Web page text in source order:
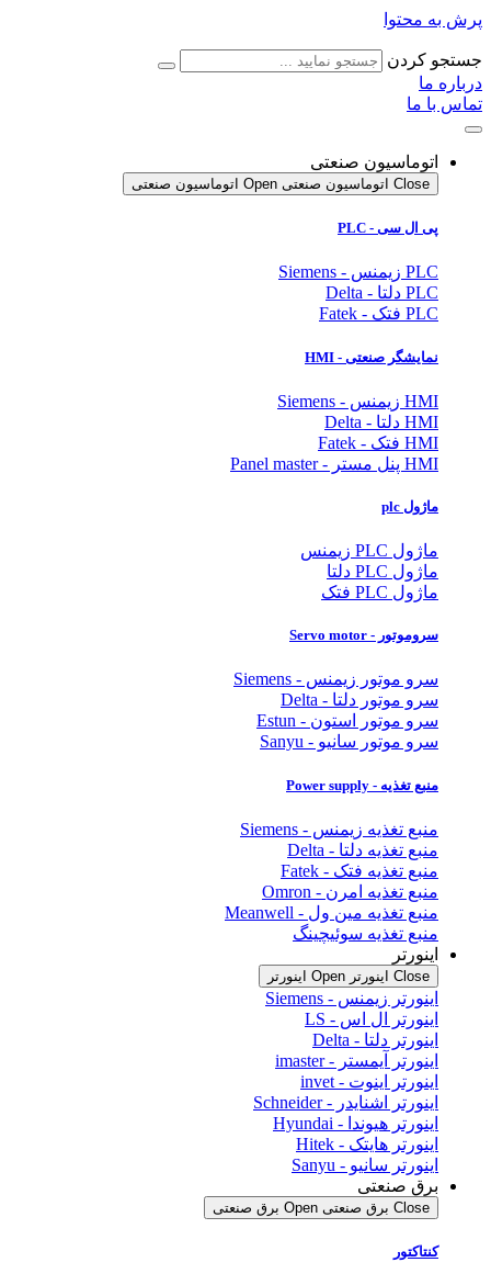
پرش به محتوا
جستجو کردن
درباره ما
تماس با ما
اتوماسیون صنعتی
Close اتوماسیون صنعتی Open اتوماسیون صنعتی
پی ال سی - PLC
PLC زیمنس - Siemens
PLC دلتا - Delta
PLC فتک - Fatek
نمایشگر صنعتی - HMI
HMI زیمنس - Siemens
HMI دلتا - Delta
HMI فتک - Fatek
HMI پنل مستر - Panel master
ماژول plc
ماژول PLC زیمنس
ماژول PLC دلتا
ماژول PLC فتک
سروموتور - Servo motor
سرو موتور زیمنس - Siemens
سرو موتور دلتا - Delta
سرو موتور استون - Estun
سرو موتور سانیو - Sanyu
منبع تغذیه - Power supply
منبع تغذیه زیمنس - Siemens
منبع تغذیه دلتا - Delta
منبع تغذیه فتک - Fatek
منبع تغذیه امرن - Omron
منبع تغذیه مین ول - Meanwell
منبع تغذیه سوئیچینگ
اینورتر
Close اینورتر Open اینورتر
اینورتر زیمنس - Siemens
اینورتر ال اس - LS
اینورتر دلتا - Delta
اینورتر آیمستر - imaster
اینورتر اینوت - invet
اینورتر اشنایدر - Schneider
اینورتر هیوندا - Hyundai
اینورتر هایتک - Hitek
اینورتر سانیو - Sanyu
برق صنعتی
Close برق صنعتی Open برق صنعتی
کنتاکتور